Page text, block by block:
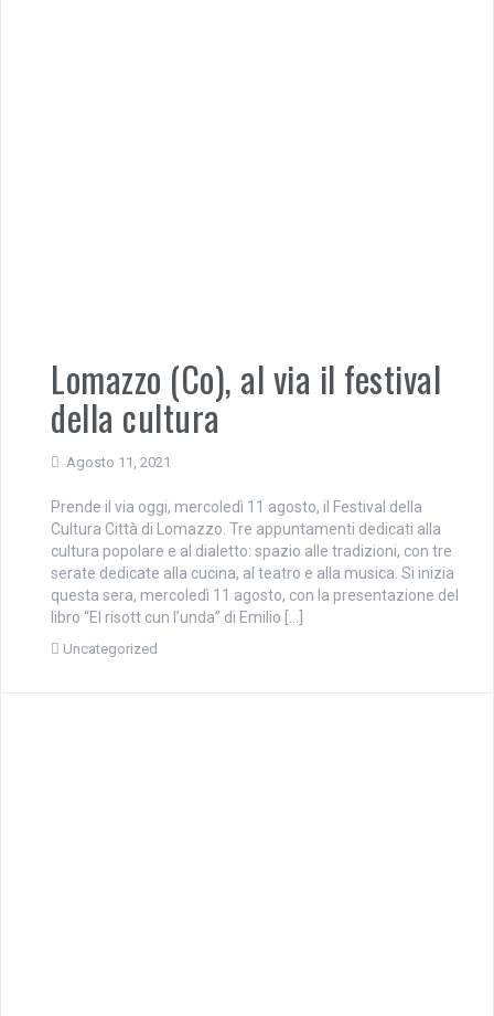
Lomazzo (Co), al via il festival
della cultura
Agosto 11, 2021
Prende il via oggi, mercoledì 11 agosto, il Festival della
Cultura Città di Lomazzo. Tre appuntamenti dedicati alla
cultura popolare e al dialetto: spazio alle tradizioni, con tre
serate dedicate alla cucina, al teatro e alla musica. Si inizia
questa sera, mercoledì 11 agosto, con la presentazione del
libro “El risott cun l’unda” di Emilio […]
Uncategorized